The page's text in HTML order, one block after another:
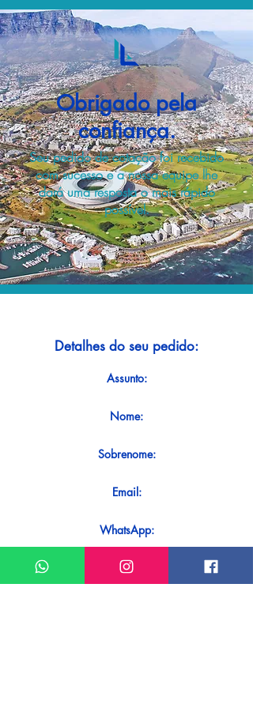
Obrigado pela
confiança.
Seu pedido de cotação foi recebido
com sucesso e a nossa equipe lhe
dará uma resposta o mais rápido
possível.
Detalhes do seu pedido:
Assunto:
Nome:
Sobrenome:
Email:
WhatsApp:
Mensagem: